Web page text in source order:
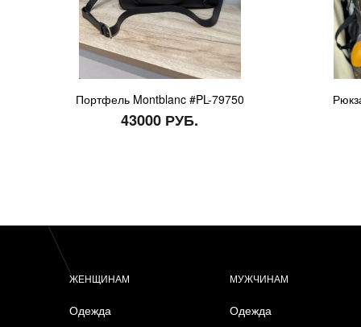
Портфель Montblanc #PL-79750
43000 РУБ.
ЖЕНЩИНАМ
Одежда
МУЖЧИНАМ
Одежда